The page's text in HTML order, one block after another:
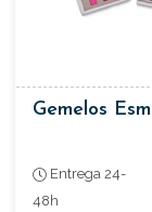
Gemelos
Entrega 24-
48h